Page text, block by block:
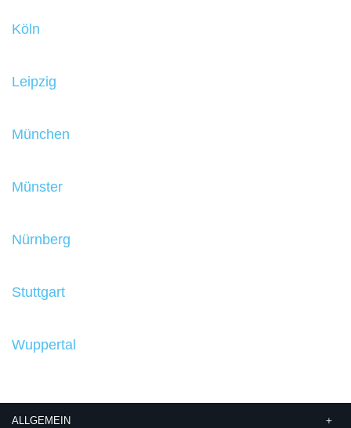
Köln
Leipzig
München
Münster
Nürnberg
Stuttgart
Wuppertal
ALLGEMEIN